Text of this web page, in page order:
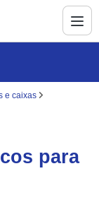
e caixas
para